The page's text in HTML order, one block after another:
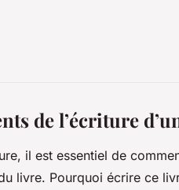
de l’écriture
il est essentiel de
livre. Pourquoi écrire ce